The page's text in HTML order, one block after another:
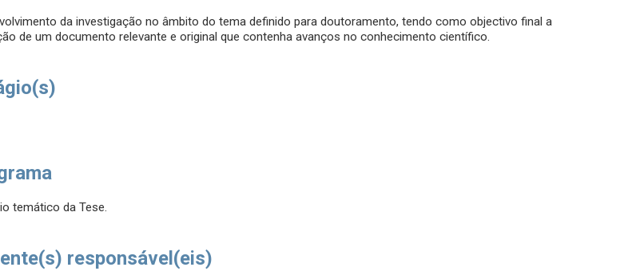
da investigação no âmbito do tema definido para doutoramento, tendo como objectivo final a
de um documento relevante e original que contenha avanços no conhecimento científico.
temático da Tese.
responsável(eis)